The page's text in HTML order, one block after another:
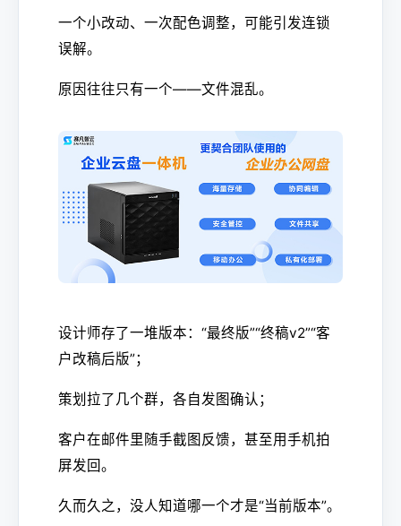
一个小改动、一次配色调整，可能引发连锁
误解。
原因往往只有一个——文件混乱。
设计师存了一堆版本：“最终版”“终稿v2”“客
户改稿后版”；
策划拉了几个群，各自发图确认；
客户在邮件里随手截图反馈，甚至用手机拍
屏发回。
久而久之，没人知道哪一个才是“当前版本”。